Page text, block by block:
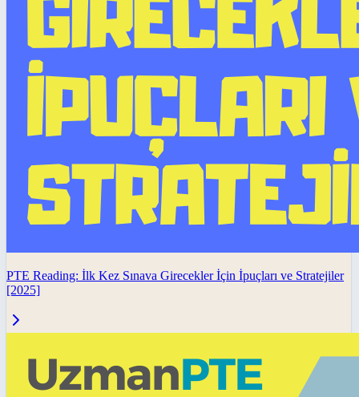
PTE Reading: İlk Kez Sınava Girecekler İçin İpuçları ve Stratejiler
[2025]